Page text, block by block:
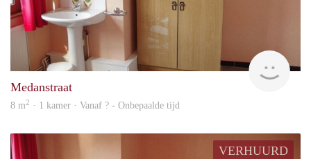
Medanstraat
8 m2 · 1 kamer · Vanaf ? - Onbepaalde tijd
VERHUURD